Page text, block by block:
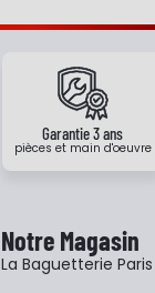
Garantie 3 ans
pièces et main d'oeuvre
Notre Magasin
La Baguetterie Paris